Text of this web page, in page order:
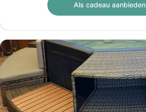
Als cadeau aanbieden